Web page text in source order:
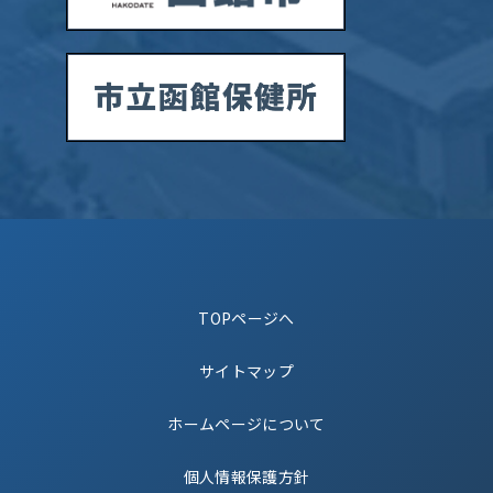
TOPページへ
サイトマップ
ホームページについて
個人情報保護方針